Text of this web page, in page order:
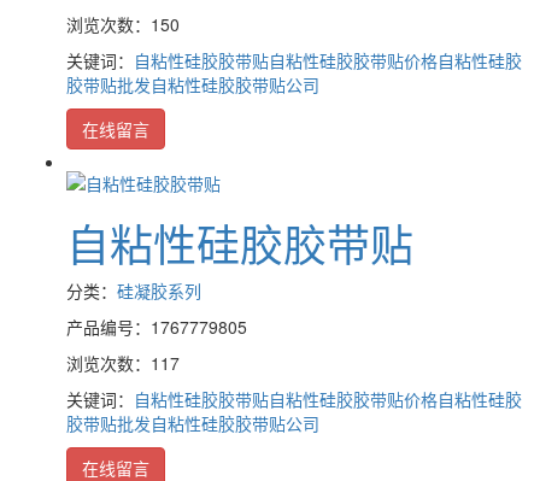
浏览次数：150
关键词： 自粘性硅胶胶带贴自粘性硅胶胶带贴价格自粘性硅胶
胶带贴批发自粘性硅胶胶带贴公司
在线留言
自粘性硅胶胶带贴
分类： 硅凝胶系列
产品编号：1767779805
浏览次数：117
关键词： 自粘性硅胶胶带贴自粘性硅胶胶带贴价格自粘性硅胶
胶带贴批发自粘性硅胶胶带贴公司
在线留言